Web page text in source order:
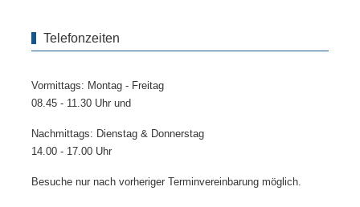
Telefonzeiten
Vormittags: Montag - Freitag
08.45 - 11.30 Uhr und
Nachmittags: Dienstag & Donnerstag
14.00 - 17.00 Uhr
Besuche nur nach vorheriger Terminvereinbarung möglich.